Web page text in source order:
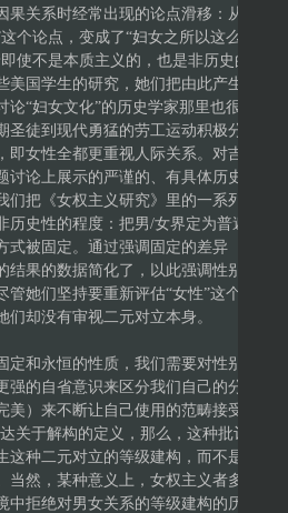
果关系时经常出现的论点滑移：从“妇
个论点，变成了“妇女之所以这么想和
使不是本质主义的，也是非历史的妇
美国学生的研究，她们把由此产生的描
论“妇女文化”的历史学家那里也很明显
圣徒到现代勇猛的劳工运动积极分子那
即女性全都更重视人际关系。对吉利根
讨论上展示的严谨的、有具体历史语境
们把《女权主义研究》里的一系列文章
历史性的程度：把男/女界定为普遍的、
式被固定。通过强调固定的差异（在吉
结果的数据简化了，以此强调性别差异
管她们坚持要重新评估“女性”这个范畴
却没有审视二元对立本身。
定和永恒的性质，我们需要对性别差异
强的自省意识来区分我们自己的分析语
美）来不断让自己使用的范畴接受批评
关于解构的定义，那么，这种批评就意
这种二元对立的等级建构，而不是把二
当然，某种意义上，女权主义者多年来
中拒绝对男女关系的等级建构的历史，